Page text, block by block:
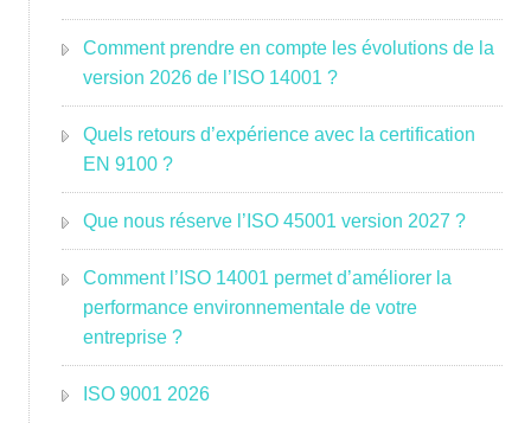
Comment prendre en compte les évolutions de la
version 2026 de l’ISO 14001 ?
Quels retours d’expérience avec la certification
EN 9100 ?
Que nous réserve l’ISO 45001 version 2027 ?
Comment l’ISO 14001 permet d’améliorer la
performance environnementale de votre
entreprise ?
ISO 9001 2026